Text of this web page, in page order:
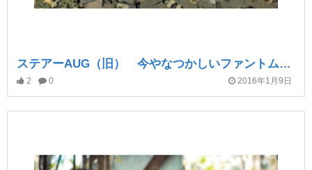
ステアーAUG（旧） 今やなつかしいファントムのようなもの
2 0 2016年1月9日